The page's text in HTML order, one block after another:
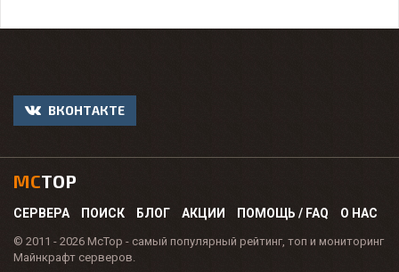
ВКОНТАКТЕ
MCTOP
СЕРВЕРА ПОИСК БЛОГ АКЦИИ ПОМОЩЬ / FAQ О НАС
© 2011 - 2026 McTop - самый популярный рейтинг, топ и мониторинг
Майнкрафт серверов.